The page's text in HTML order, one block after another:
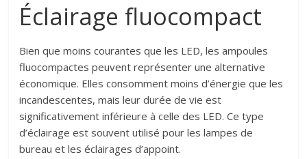
Éclairage fluocompact
Bien que moins courantes que les LED, les ampoules
fluocompactes peuvent représenter une alternative
économique. Elles consomment moins d’énergie que les
incandescentes, mais leur durée de vie est
significativement inférieure à celle des LED. Ce type
d’éclairage est souvent utilisé pour les lampes de
bureau et les éclairages d’appoint.